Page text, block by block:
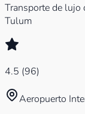
Transporte de lujo
Tulum
4.5 (96)
Aeropuerto